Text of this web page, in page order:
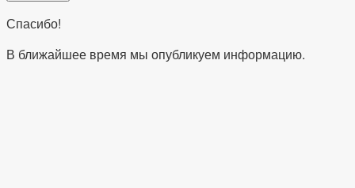
Спасибо!
В ближайшее время мы опубликуем информацию.